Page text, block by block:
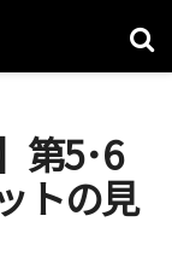
第5･6
トの見